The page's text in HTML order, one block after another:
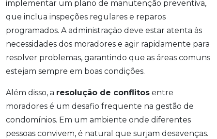
implementar um plano de manutenção preventiva,
que inclua inspeções regulares e reparos
programados. A administração deve estar atenta às
necessidades dos moradores e agir rapidamente para
resolver problemas, garantindo que as áreas comuns
estejam sempre em boas condições.
Além disso, a resolução de conflitos entre
moradores é um desafio frequente na gestão de
condomínios. Em um ambiente onde diferentes
pessoas convivem, é natural que surjam desavenças.